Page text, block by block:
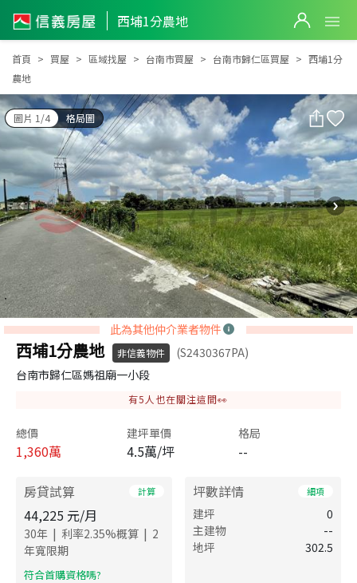
西埔1分農地
西埔1分農地
首頁 買屋 區域找屋 台南市買屋 台南市歸仁區買屋
西埔1分
農地
圖片 1/4 格局圖
此為其他仲介業者物件
西埔1分農地 非信義物件
(S2430367PA)
台南市歸仁區媽祖廟一小段
有5 人也在關注這間👀
總價
1,360萬
建坪單價
4.5萬/坪
格局
--
房貸試算 計算
44,225 元/月
30年 | 利率2.35%概算 | 2
年寬限期
​符合首購資格嗎?
坪數詳情 細項
建坪
0
主建物
--
地坪
302.5